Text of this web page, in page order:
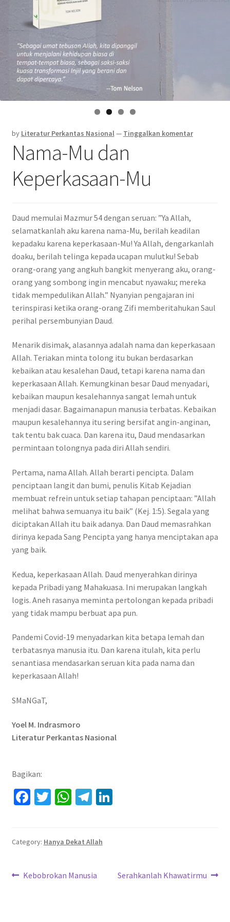
by Literatur Perkantas Nasional— Tinggalkan komentar
Nama-Mu dan
Keperkasaan-Mu
Daud memulai Mazmur 54 dengan seruan: ”Ya Allah,
selamatkanlah aku karena nama-Mu, berilah keadilan
kepadaku karena keperkasaan-Mu! Ya Allah, dengarkanlah
doaku, berilah telinga kepada ucapan mulutku! Sebab
orang-orang yang angkuh bangkit menyerang aku, orang-
orang yang sombong ingin mencabut nyawaku; mereka
tidak mempedulikan Allah.” Nyanyian pengajaran ini
terinspirasi ketika orang-orang Zifi memberitahukan Saul
perihal persembunyian Daud.
Menarik disimak, alasannya adalah nama dan keperkasaan
Allah. Teriakan minta tolong itu bukan berdasarkan
kebaikan atau kesalehan Daud, tetapi karena nama dan
keperkasaan Allah. Kemungkinan besar Daud menyadari,
kebaikan maupun kesalehannya sangat lemah untuk
menjadi dasar. Bagaimanapun manusia terbatas. Kebaikan
maupun kesalehannya itu sering bersifat angin-anginan,
tak tentu bak cuaca. Dan karena itu, Daud mendasarkan
permintaan tolongnya pada diri Allah sendiri.
Pertama, nama Allah. Allah berarti pencipta. Dalam
penciptaan langit dan bumi, penulis Kitab Kejadian
membuat refrein untuk setiap tahapan penciptaan: ”Allah
melihat bahwa semuanya itu baik” (Kej. 1:5). Segala yang
diciptakan Allah itu baik adanya. Dan Daud memasrahkan
dirinya kepada Sang Pencipta yang hanya menciptakan apa
yang baik.
Kedua, keperkasaan Allah. Daud menyerahkan dirinya
kepada Pribadi yang Mahakuasa. Ini merupakan langkah
logis. Aneh rasanya meminta pertolongan kepada pribadi
yang tidak mampu berbuat apa pun.
Pandemi Covid-19 menyadarkan kita betapa lemah dan
terbatasnya manusia itu. Dan karena itulah, kita perlu
senantiasa mendasarkan seruan kita pada nama dan
keperkasaan Allah!
SMaNGaT,
Yoel M. Indrasmoro
Literatur Perkantas Nasional
Bagikan:
Fa
o
k
T
er
W
sA
p
Te
a
Li
Category: Hanya Dekat Allah
Navigasi
Previous
Kebobrokan Manusia
Next
Serahkanlah Khawatirmu